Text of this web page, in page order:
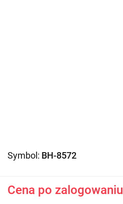
Symbol: BH-8572
Cena po zalogowaniu